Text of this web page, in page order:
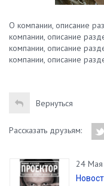
О компании, описание
компании, описание
компании, описание
компании, описание
Вернуться
Рассказать друзьям:
24